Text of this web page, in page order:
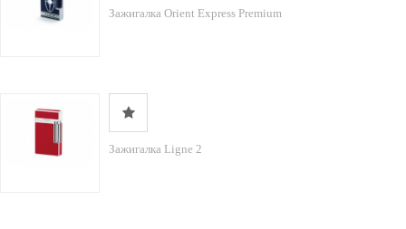
Зажигалка Orient Express Premium
Зажигалка Ligne 2